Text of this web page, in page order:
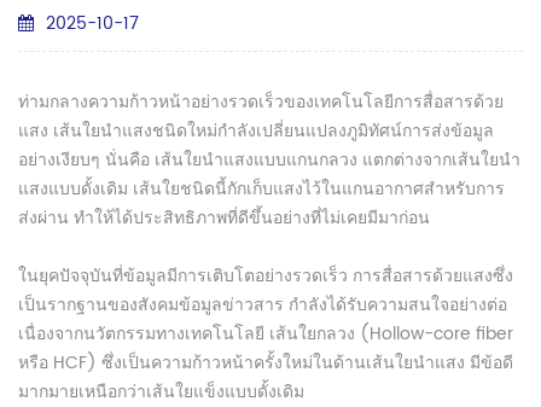
2025-10-17
ท่ามกลางความก้าวหน้าอย่างรวดเร็วของเทคโนโลยีการสื่อสารด้วย
แสง เส้นใยนำแสงชนิดใหม่กำลังเปลี่ยนแปลงภูมิทัศน์การส่งข้อมูล
อย่างเงียบๆ นั่นคือ เส้นใยนำแสงแบบแกนกลวง แตกต่างจากเส้นใยนำ
แสงแบบดั้งเดิม เส้นใยชนิดนี้กักเก็บแสงไว้ในแกนอากาศสำหรับการ
ส่งผ่าน ทำให้ได้ประสิทธิภาพที่ดีขึ้นอย่างที่ไม่เคยมีมาก่อน
ในยุคปัจจุบันที่ข้อมูลมีการเติบโตอย่างรวดเร็ว การสื่อสารด้วยแสงซึ่ง
เป็นรากฐานของสังคมข้อมูลข่าวสาร กำลังได้รับความสนใจอย่างต่อ
เนื่องจากนวัตกรรมทางเทคโนโลยี เส้นใยกลวง (Hollow-core fiber
หรือ HCF) ซึ่งเป็นความก้าวหน้าครั้งใหม่ในด้านเส้นใยนำแสง มีข้อดี
มากมายเหนือกว่าเส้นใยแข็งแบบดั้งเดิม